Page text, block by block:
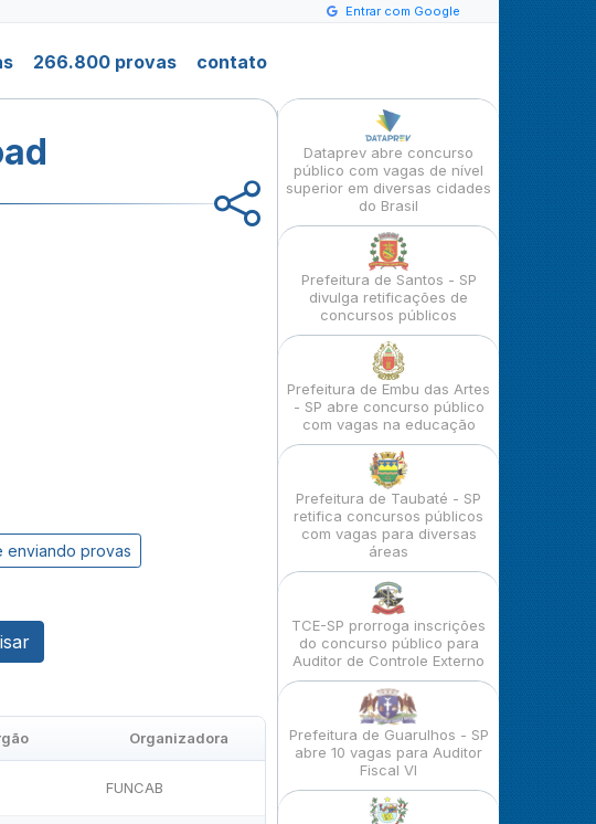
Entrar com Google
266.800 provas contato
enviando provas
Organizadora
FUNCAB
Dataprev abre concurso
público com vagas de nível
superior em diversas cidades
do Brasil
Prefeitura de Santos - SP
divulga retificações de
concursos públicos
Prefeitura de Embu das Artes
- SP abre concurso público
com vagas na educação
Prefeitura de Taubaté - SP
retifica concursos públicos
com vagas para diversas
áreas
TCE-SP prorroga inscrições
do concurso público para
Auditor de Controle Externo
Prefeitura de Guarulhos - SP
abre 10 vagas para Auditor
Fiscal VI